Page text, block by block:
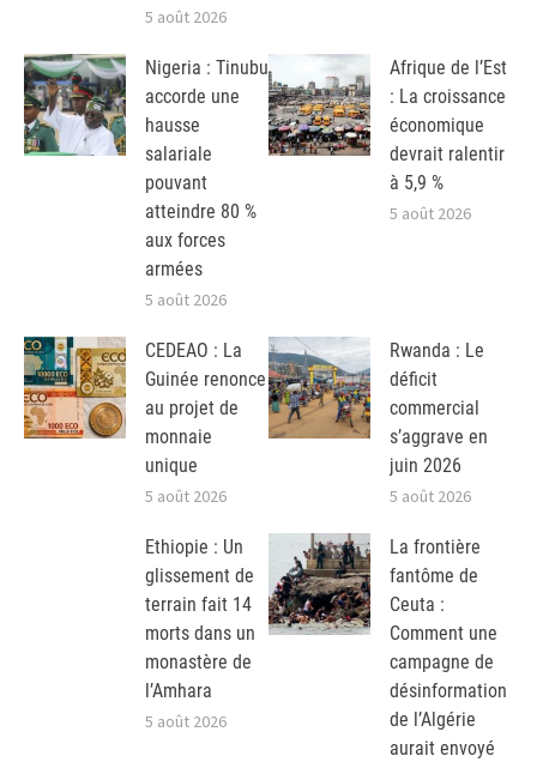
5 août 2026
Nigeria : Tinubu
accorde une
hausse
salariale
pouvant
atteindre 80 %
aux forces
armées
5 août 2026
Afrique de l’Est
: La croissance
économique
devrait ralentir
à 5,9 %
5 août 2026
CEDEAO : La
Guinée renonce
au projet de
monnaie
unique
5 août 2026
Rwanda : Le
déficit
commercial
s’aggrave en
juin 2026
5 août 2026
Ethiopie : Un
glissement de
terrain fait 14
morts dans un
monastère de
l’Amhara
5 août 2026
La frontière
fantôme de
Ceuta :
Comment une
campagne de
désinformation
de l’Algérie
aurait envoyé